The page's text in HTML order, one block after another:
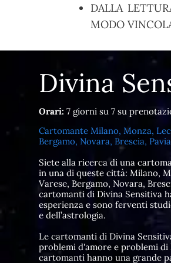
DALLA
MODO
Divina
Orari: 7 giorni su 7 su
Cartomante Milano, Monza,
Bergamo, Novara, Brescia,
Siete alla ricerca di una
in una di queste città: Milano,
Varese, Bergamo, Novara,
cartomanti di Divina Sensitiva
esperienza e sono ferventi
e dell’astrologia.
Le cartomanti di Divina
problemi d'amore e problemi
cartomanti hanno una grande